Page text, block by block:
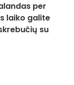
per
laiko galite
su